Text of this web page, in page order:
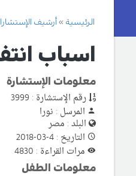
الرئيسية أرشيف
اسباب
معلومات الإستشارة
رقم الإستشارة : 3999
المرسل : نورا
البلد : مصر
التاريخ : 4-03-2018
مرات القراءة : 4830
معلومات الطفل